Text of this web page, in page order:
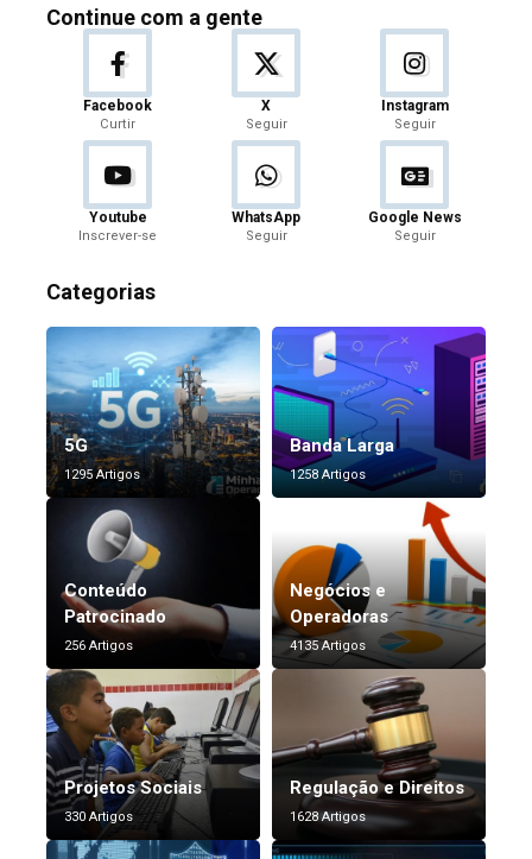
Continue com a gente
Facebook
Curtir
X
Seguir
Instagram
Seguir
Youtube
Inscrever-se
WhatsApp
Seguir
Google News
Seguir
Categorias
5G
1295 Artigos
Banda Larga
1258 Artigos
Conteúdo
Patrocinado
256 Artigos
Negócios e
Operadoras
4135 Artigos
Projetos Sociais
330 Artigos
Regulação e Direitos
1628 Artigos